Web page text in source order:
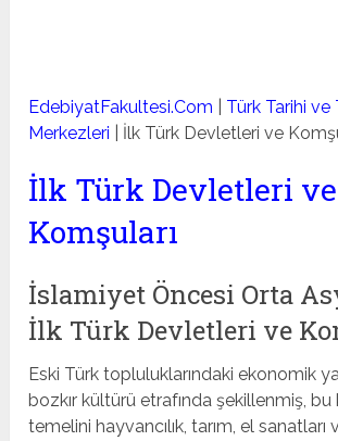
EdebiyatFakultesi.Com
Türk Tarihi ve
Merkezleri
İlk Türk Devletleri ve
İlk Türk Devletleri ve
Komşuları
İslamiyet Öncesi Orta
İlk Türk Devletleri ve
Eski Türk topluluklarındaki ekonomik
bozkır kültürü etrafında şekillenmiş, bu
temelini hayvancılık, tarım, el sanatları